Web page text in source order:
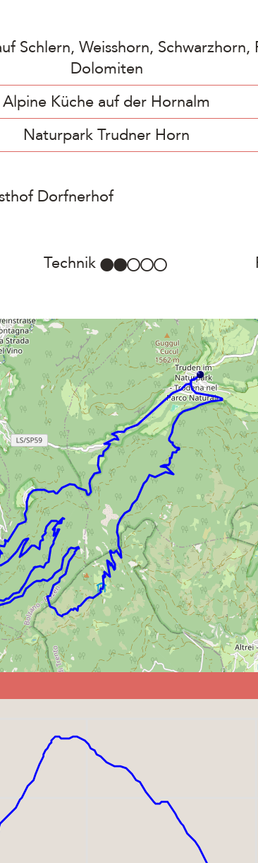
Schlern, Weisshorn, Schwarzhorn,
Dolomiten
Alpine Küche auf der Hornalm
Naturpark Trudner Horn
Dorfnerhof
Technik